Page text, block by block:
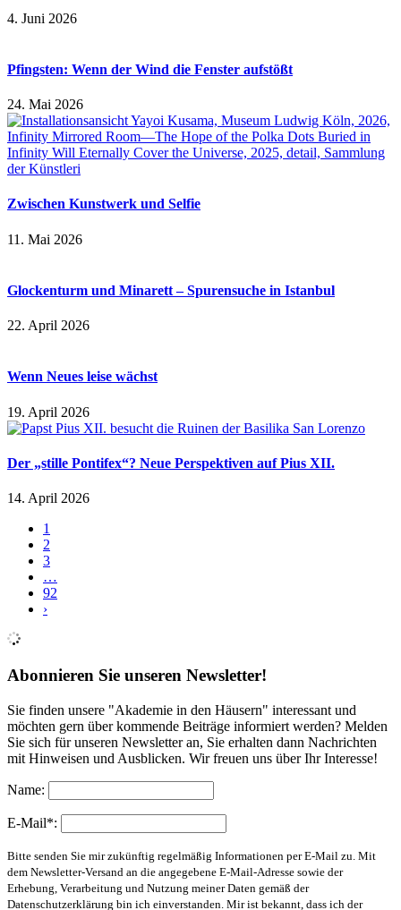
4. Juni 2026
Pfingsten: Wenn der Wind die Fenster aufstößt
24. Mai 2026
Zwischen Kunstwerk und Selfie
11. Mai 2026
Glockenturm und Minarett – Spurensuche in Istanbul
22. April 2026
Wenn Neues leise wächst
19. April 2026
Der „stille Pontifex“? Neue Perspektiven auf Pius XII.
14. April 2026
1
2
3
…
92
›
Abonnieren Sie unseren Newsletter!
Sie finden unsere "Akademie in den Häusern" interessant und
möchten gern über kommende Beiträge informiert werden? Melden
Sie sich für unseren Newsletter an, Sie erhalten dann Nachrichten
mit Hinweisen und Ausblicken. Wir freuen uns über Ihr Interesse!
Name:
E-Mail*:
Bitte senden Sie mir zukünftig regelmäßig Informationen per E-Mail zu. Mit
dem Newsletter-Versand an die angegebene E-Mail-Adresse sowie der
Erhebung, Verarbeitung und Nutzung meiner Daten gemäß der
Datenschutzerklärung bin ich einverstanden. Mir ist bekannt, dass ich der